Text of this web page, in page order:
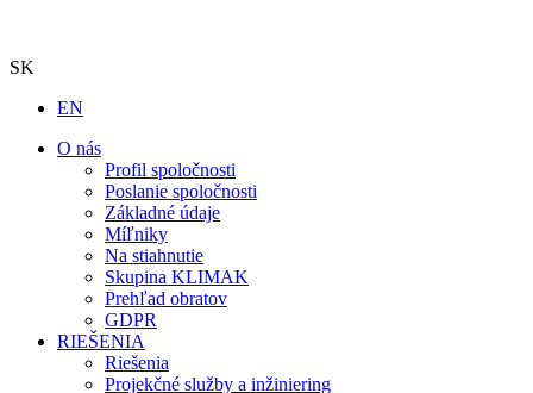
SK
EN
O nás
Profil spoločnosti
Poslanie spoločnosti
Základné údaje
Míľniky
Na stiahnutie
Skupina KLIMAK
Prehľad obratov
GDPR
RIEŠENIA
Riešenia
Projekčné služby a inžiniering